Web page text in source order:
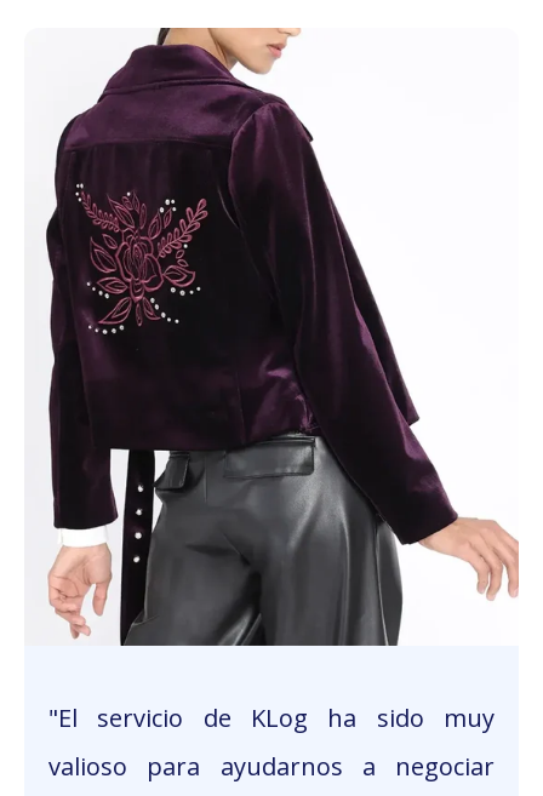
"El servicio de KLog ha sido muy
valioso para ayudarnos a negociar